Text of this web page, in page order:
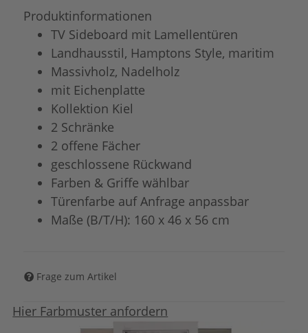
Produktinformationen
TV Sideboard mit Lamellentüren
Landhausstil, Hamptons Style, maritim
Massivholz, Nadelholz
mit Eichenplatte
Kollektion Kiel
2 Schränke
2 offene Fächer
geschlossene Rückwand
Farben & Griffe wählbar
Türenfarbe auf Anfrage anpassbar
Maße (B/T/H): 160 x 46 x 56 cm
Frage zum Artikel
Hier Farbmuster anfordern